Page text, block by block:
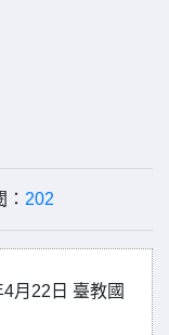
202
月22日 臺教國